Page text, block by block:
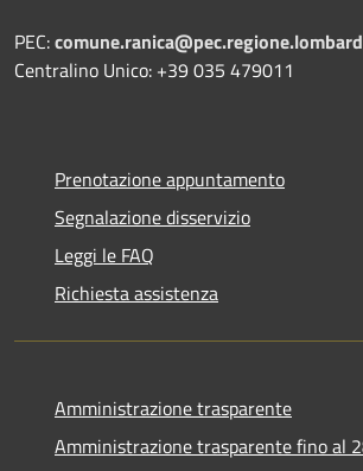
PEC:
Centralino Unico: +39 035 479011
Prenotazione appuntamento
Segnalazione disservizio
Leggi le FAQ
Richiesta assistenza
Amministrazione trasparente
Amministrazione trasparente fino al